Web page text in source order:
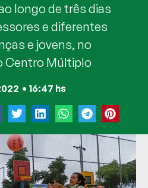
longo de três dias
e diferentes
e jovens, no
Centro Múltiplo
• 16:47 hs